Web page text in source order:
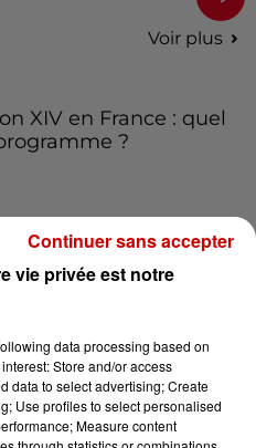
Voir plus
XIV en France : quel
?
un bébé d'un mois
un incendie, un
: découvrez les
spots d'observation
vie privée est notre
data processing based on
Store and/or access
data to select advertising; Create
Use profiles to select personalised
Measure content
Continuer sans accepter